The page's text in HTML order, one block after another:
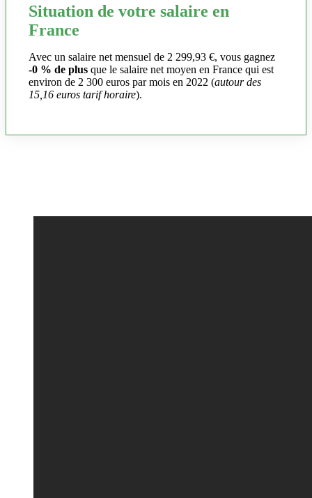
Situation de votre salaire en
France
Avec un salaire net mensuel de 2 299,93 €, vous gagnez
-0 % de plus que le salaire net moyen en France qui est
environ de 2 300 euros par mois en 2022 (autour des
15,16 euros tarif horaire).